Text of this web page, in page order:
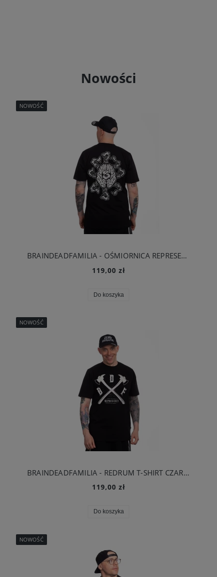
Nowości
BRAINDEADFAMILIA - OŚMIORNICA REPRESENT T-SHIRT CZARNY
119,00 zł
Do koszyka
NOWOŚĆ
BRAINDEADFAMILIA - REDRUM T-SHIRT CZARNY
119,00 zł
Do koszyka
NOWOŚĆ
NOWOŚĆ